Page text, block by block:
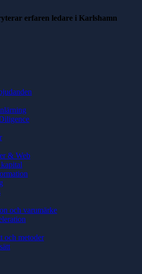
& Web
och varumärke
och metoder
erfaren ledare i Karlshamn